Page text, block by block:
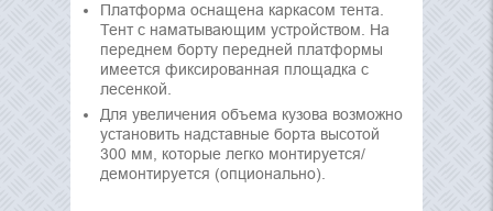
Платформа оснащена каркасом тента.
Тент с наматывающим устройством. На
переднем борту передней платформы
имеется фиксированная площадка с
лесенкой.
Для увеличения объема кузова возможно
установить надставные борта высотой
300 мм, которые легко монтируется/
демонтируется (опционально).